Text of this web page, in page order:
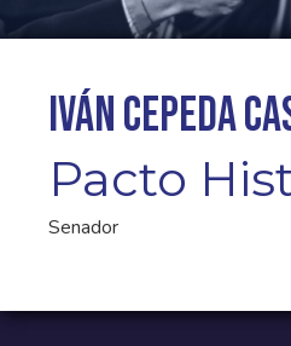
Iván Cepeda
Pacto
Senador